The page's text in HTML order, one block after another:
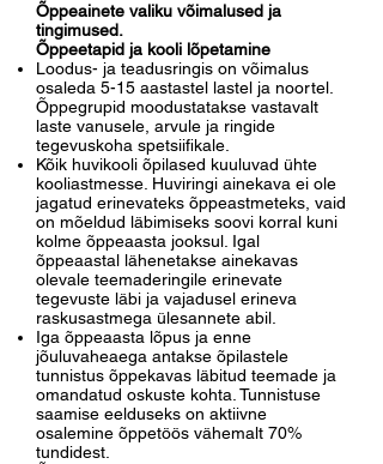
Õppeainete valiku võimalused ja
tingimused.
Õppeetapid ja kooli lõpetamine
Loodus- ja teadusringis on võimalus
osaleda 5-15 aastastel lastel ja noortel.
Õppegrupid moodustatakse vastavalt
laste vanusele, arvule ja ringide
tegevuskoha spetsiifikale.
Kõik huvikooli õpilased kuuluvad ühte
kooliastmesse. Huviringi ainekava ei ole
jagatud erinevateks õppeastmeteks, vaid
on mõeldud läbimiseks soovi korral kuni
kolme õppeaasta jooksul. Igal
õppeaastal lähenetakse ainekavas
olevale teemaderingile erinevate
tegevuste läbi ja vajadusel erineva
raskusastmega ülesannete abil.
Iga õppeaasta lõpus ja enne
jõuluvaheaega antakse õpilastele
tunnistus õppekavas läbitud teemade ja
omandatud oskuste kohta. Tunnistuse
saamise eelduseks on aktiivne
osalemine õppetöös vähemalt 70%
tundidest.